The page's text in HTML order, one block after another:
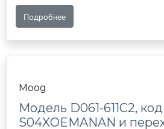
Подробнее
Moog
Модель D061-611C2, код
S04XOEMANAN и